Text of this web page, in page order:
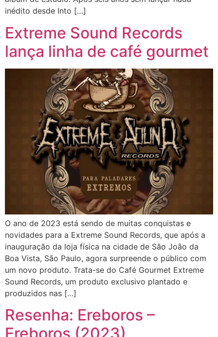
inédito desde Into […]
Extreme Sound Records
lança linha de café gourmet
O ano de 2023 está sendo de muitas conquistas e
novidades para a Extreme Sound Records, que após a
inauguração da loja física na cidade de São João da
Boa Vista, São Paulo, agora surpreende o público com
um novo produto. Trata-se do Café Gourmet Extreme
Sound Records, um produto exclusivo plantado e
produzidos nas […]
Resenha: Ereboros –